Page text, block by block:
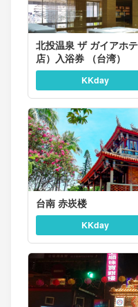
北投温泉 ザ ガイアホ
店）入浴券 （台湾）
KKday
台南 赤崁楼
KKday